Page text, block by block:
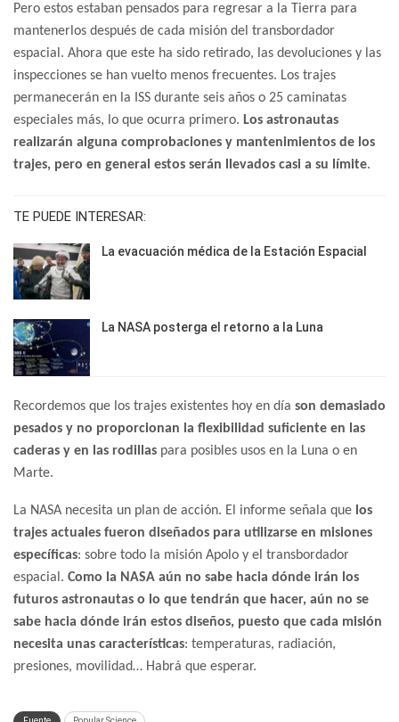
Pero estos estaban pensados para regresar a la Tierra para
mantenerlos después de cada misión del transbordador
espacial. Ahora que este ha sido retirado, las devoluciones y las
inspecciones se han vuelto menos frecuentes. Los trajes
permanecerán en la ISS durante seis años o 25 caminatas
especiales más, lo que ocurra primero. Los astronautas
realizarán alguna comprobaciones y mantenimientos de los
trajes, pero en general estos serán llevados casi a su límite.
TE PUEDE INTERESAR:
La evacuación médica de la Estación Espacial
La NASA posterga el retorno a la Luna
Recordemos que los trajes existentes hoy en día son demasiado
pesados y no proporcionan la flexibilidad suficiente en las
caderas y en las rodillas para posibles usos en la Luna o en
Marte.
La NASA necesita un plan de acción. El informe señala que los
trajes actuales fueron diseñados para utilizarse en misiones
específicas: sobre todo la misión Apolo y el transbordador
espacial. Como la NASA aún no sabe hacia dónde irán los
futuros astronautas o lo que tendrán que hacer, aún no se
sabe hacia dónde irán estos diseños, puesto que cada misión
necesita unas características: temperaturas, radiación,
presiones, movilidad… Habrá que esperar.